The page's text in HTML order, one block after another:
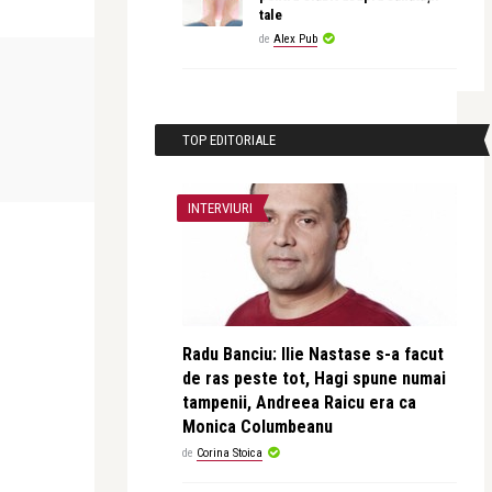
ca
Nina Cassian – Prima și ultima noapte
Alice Năstase
Îndrăgostiții
tale
de Alex Pub
TOP EDITORIALE
INTERVIURI
Radu Banciu: Ilie Nastase s-a facut
de ras peste tot, Hagi spune numai
tampenii, Andreea Raicu era ca
Monica Columbeanu
de Corina Stoica